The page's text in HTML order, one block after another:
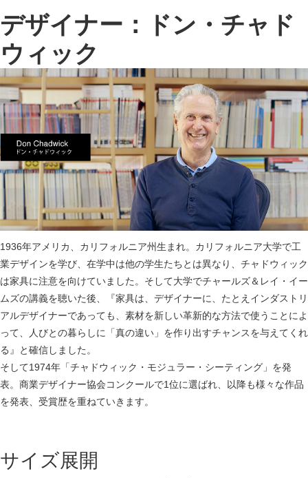
デザイナー：ドン・チャド
ウィック
1936年アメリカ、カリフォルニア州生まれ。カリフォルニア大学で工
業デザインを学び、在学中は他の学生たちとは異なり、チャドウィック
は家具に注意を向けていました。そして大学でチャールズ＆レイ・イー
ムズの講義を聴いた後、『家具は、デザイナーに、たとえインダストリ
アルデザイナーであっても、素材を新しい革新的な方法で使うことによ
って、人びとの暮らしに「真の違い」を作り出すチャンスを与えてくれ
る』と確信しました。
そして1974年「チャドウィック・モジュラー・シーティング」を発
表。商業デザイナー協会コンクールで1位に選ばれ、以降も様々な作品
を発表、受賞歴を重ねていきます。
サイズ展開